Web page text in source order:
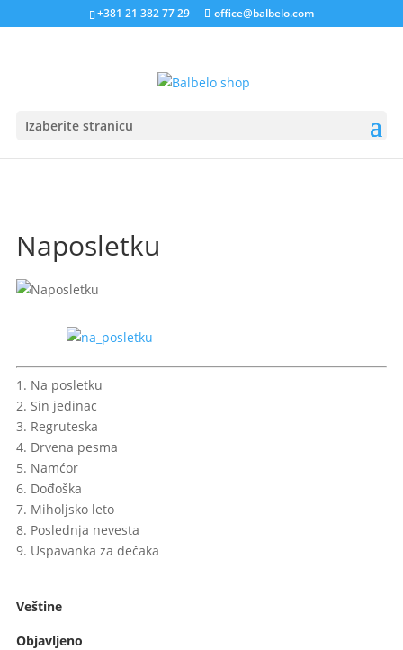
+381 21 382 77 29 office@balbelo.com
Izaberite stranicu
Naposletku
1. Na posletku
2. Sin jedinac
3. Regruteska
4. Drvena pesma
5. Namćor
6. Dođoška
7. Miholjsko leto
8. Poslednja nevesta
9. Uspavanka za dečaka
Veštine
Objavljeno